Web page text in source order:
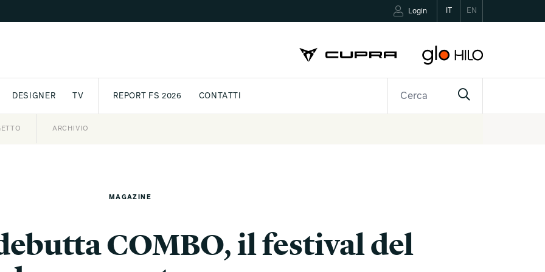
EN
Login
ARCHIVIO
AWARD
DESIGNER TV REPORT FS 2026 CONTATTI
MAGAZINE
COMBO, il festival del